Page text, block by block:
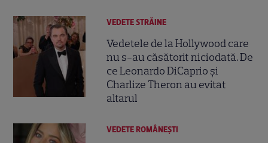
VEDETE STRĂINE
Vedetele de la Hollywood care
nu s-au căsătorit niciodată. De
ce Leonardo DiCaprio și
Charlize Theron au evitat
altarul
VEDETE ROMÂNEŞTI